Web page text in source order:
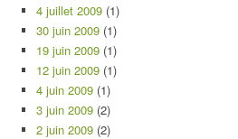
4 juillet 2009 (1)
30 juin 2009 (1)
19 juin 2009 (1)
12 juin 2009 (1)
4 juin 2009 (1)
3 juin 2009 (2)
2 juin 2009 (2)